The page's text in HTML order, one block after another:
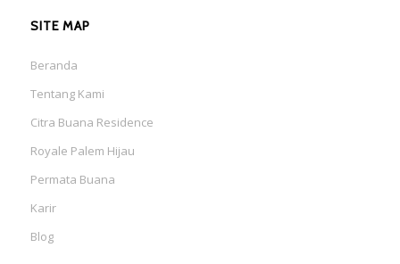
SITE MAP
Beranda
Tentang Kami
Citra Buana Residence
Royale Palem Hijau
Permata Buana
Karir
Blog